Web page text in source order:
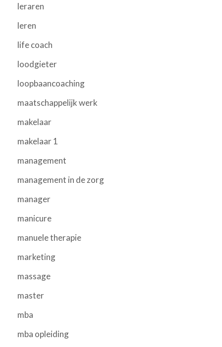
leraren
leren
life coach
loodgieter
loopbaancoaching
maatschappelijk werk
makelaar
makelaar 1
management
management in de zorg
manager
manicure
manuele therapie
marketing
massage
master
mba
mba opleiding